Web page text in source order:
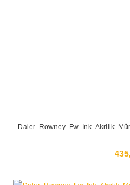
Daler Rowney Fw Ink Akrilik